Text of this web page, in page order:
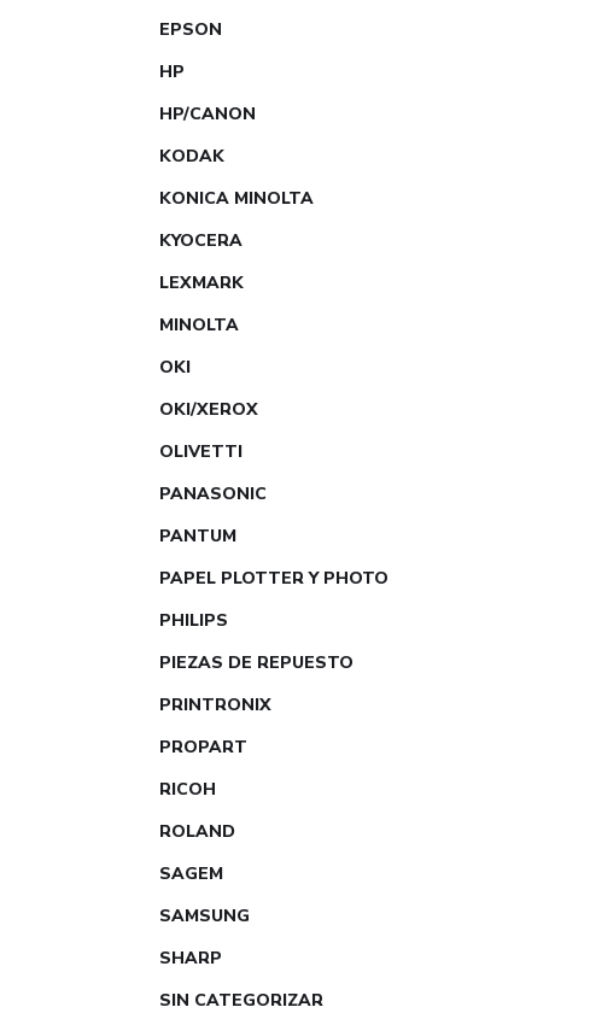
EPSON
HP
HP/CANON
KODAK
KONICA MINOLTA
KYOCERA
LEXMARK
MINOLTA
OKI
OKI/XEROX
OLIVETTI
PANASONIC
PANTUM
PAPEL PLOTTER Y PHOTO
PHILIPS
PIEZAS DE REPUESTO
PRINTRONIX
PROPART
RICOH
ROLAND
SAGEM
SAMSUNG
SHARP
SIN CATEGORIZAR